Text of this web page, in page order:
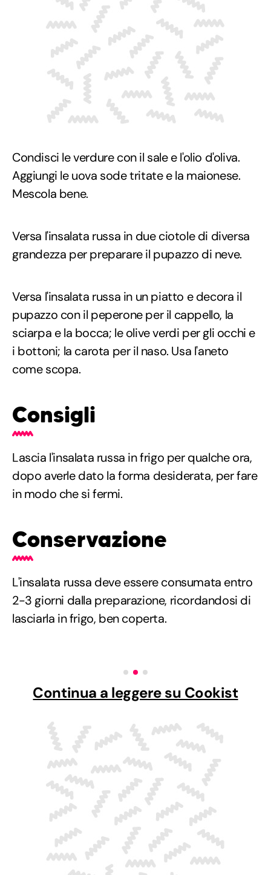
Condisci le verdure con il sale e l'olio d'oliva.
Aggiungi le uova sode tritate e la maionese.
Mescola bene.
Versa l'insalata russa in due ciotole di diversa
grandezza per preparare il pupazzo di neve.
Versa l'insalata russa in un piatto e decora il
pupazzo con il peperone per il cappello, la
sciarpa e la bocca; le olive verdi per gli occhi e
i bottoni; la carota per il naso. Usa l'aneto
come scopa.
Consigli
Lascia l'insalata russa in frigo per qualche ora,
dopo averle dato la forma desiderata, per fare
in modo che si fermi.
Conservazione
L'insalata russa deve essere consumata entro
2-3 giorni dalla preparazione, ricordandosi di
lasciarla in frigo, ben coperta.
Continua a leggere su Cookist